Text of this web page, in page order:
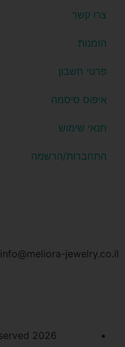
צרו קשר
הזמנות
פרטי חשבון
איפוס סיסמה
תנאי שימוש
התחברות/הרשמה
info@meliora-jewelry.co.il
2026 melioras. All Rights Reserved